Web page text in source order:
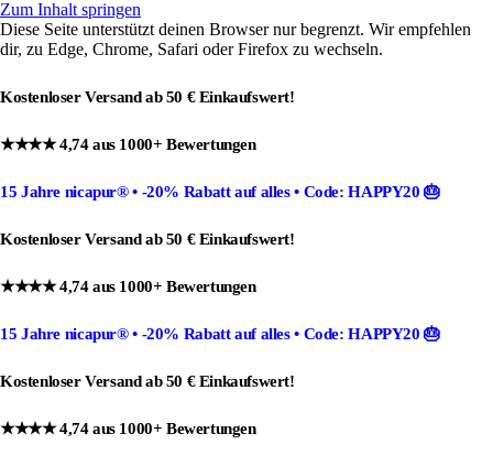
Zum Inhalt springen
Diese Seite unterstützt deinen Browser nur begrenzt. Wir empfehlen
dir, zu Edge, Chrome, Safari oder Firefox zu wechseln.
Kostenloser Versand ab 50 € Einkaufswert!
★★★★ 4,74 aus 1000+ Bewertungen
15 Jahre nicapur®• -20% Rabattauf alles • Code: HAPPY20🎂
Kostenloser Versand ab 50 € Einkaufswert!
★★★★ 4,74 aus 1000+ Bewertungen
15 Jahre nicapur®• -20% Rabattauf alles • Code: HAPPY20🎂
Kostenloser Versand ab 50 € Einkaufswert!
★★★★ 4,74 aus 1000+ Bewertungen